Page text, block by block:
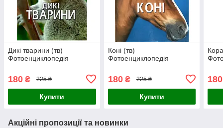
Дикі тварини (тв)
Фотоенциклопедія
180 ₴ 225 ₴
Купити
Коні (тв)
Фотоенциклопедія
180₴ 225 ₴
Купити
180
Акційні пропозиції та новинки